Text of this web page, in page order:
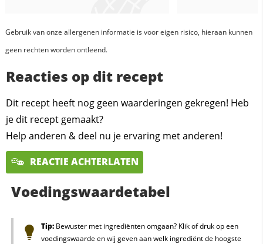
Gebruik van onze allergenen informatie is voor eigen risico, hieraan kunnen
geen rechten worden ontleend.
Reacties op dit recept
Dit recept heeft nog geen waarderingen gekregen! Heb
je dit recept gemaakt?
Help anderen & deel nu je ervaring met anderen!
REACTIE ACHTERLATEN
Voedingswaardetabel
Tip:Bewuster met ingrediënten omgaan? Klik of druk op een
voedingswaarde en wij geven aan welk ingrediënt de hoogste